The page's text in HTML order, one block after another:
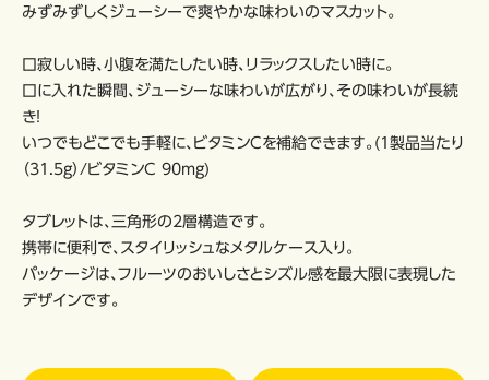
みずみずしくジューシーで爽やかな味わいのマスカット。
口寂しい時、小腹を満たしたい時、リラックスしたい時に。
口に入れた瞬間、ジューシーな味わいが広がり、その味わいが長続
き！
いつでもどこでも手軽に、ビタミンCを補給できます。(1製品当たり
（31.5g）/ビタミンC 90mg)
タブレットは、三角形の2層構造です。
携帯に便利で、スタイリッシュなメタルケース入り。
パッケージは、フルーツのおいしさとシズル感を最大限に表現した
デザインです。